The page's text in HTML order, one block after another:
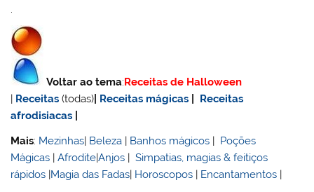
.
Voltar ao tema:Receitas de Halloween
| Receitas (todas) Receitas mágicas
Receitas
afrodisiacas
Mais: Mezinhas| Beleza | Banhos mágicos | Poções
Mágicas |Afrodite|Anjos |Simpatias, magias & feitiços
rápidos |Magia das Fadas| Horoscopos | Encantamentos |